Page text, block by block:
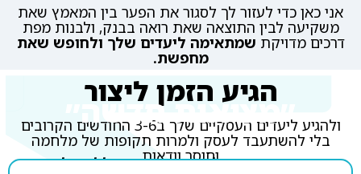
אני כאן כדי לעזור לך לסגור את הפער בין המאמץ שאת
משקיעה לבין התוצאה שאת רואה בבנק, ולבנות מפת
דרכים מדויקת שמתאימה ליעדים שלך ולחופש שאת
מחפשת.
הגיע הזמן ליצור
״מציאות חדשה״
ולהגיע ליעדים העסקיים שלך ב3-6 החודשים הקרובים
בלי להשתעבד לעסק ולמרות תקופות של מלחמה
וחוסר וודאות
השאירי פרטים לתיאום הפגישה ללא עלות: